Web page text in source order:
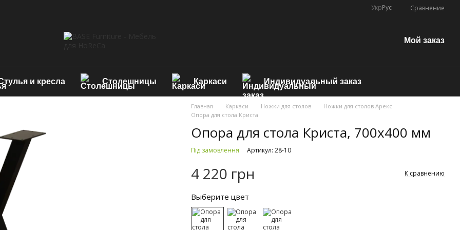
УкрРус Сравнение
Мой заказ
и кресла Столешницы Каркаси Индивидуальный заказ
Главная Каркаси Ножки для столов
Ножки для столов Арекс
Опора для стола Криста
Опора для стола Криста, 700х400 мм
Під замовлення Артикул: 28-10
4 220 грн К сравнению
Выберите цвет